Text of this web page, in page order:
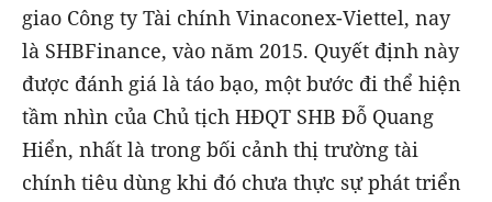
giao Công ty Tài chính Vinaconex-Viettel, nay
là SHBFinance, vào năm 2015. Quyết định này
được đánh giá là táo bạo, một bước đi thể hiện
tầm nhìn của Chủ tịch HĐQT SHB Đỗ Quang
Hiển, nhất là trong bối cảnh thị trường tài
chính tiêu dùng khi đó chưa thực sự phát triển